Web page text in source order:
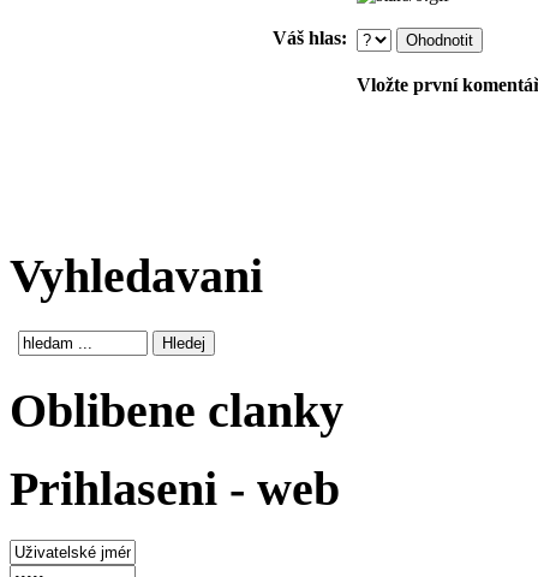
Váš hlas:
Vložte první
Vyhledavani
Oblibene clanky
Prihlaseni - web